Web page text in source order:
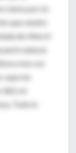
temo por mi
que vendrá
de riñón el
natural,
vive con
me
mi
Todo lo